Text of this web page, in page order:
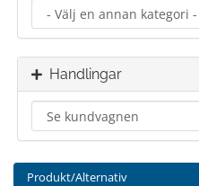
Handlingar
Produkt/Alternativ